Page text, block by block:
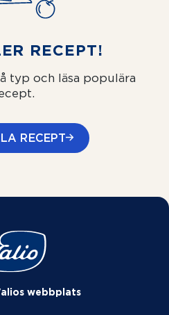
RECEPT!
typ och läsa populära
RECEPT
webbplats